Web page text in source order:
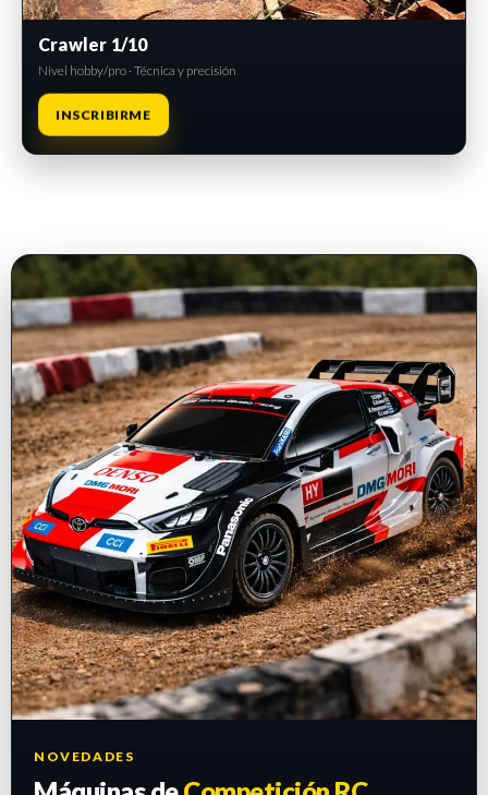
Crawler 1/10
Nivel hobby/pro · Técnica y precisión
INSCRIBIRME
NOVEDADES